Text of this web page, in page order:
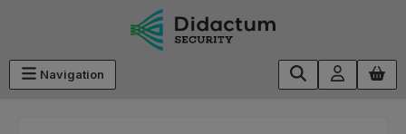
Saltar al contenido principal
Navigation